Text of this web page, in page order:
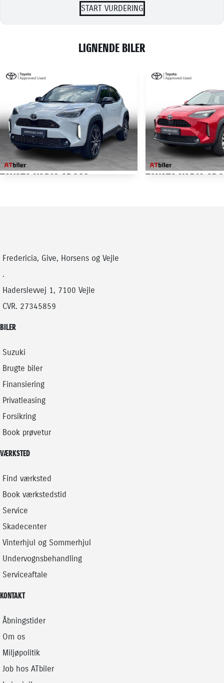
START VURDERING
LIGNENDE BILER
TOYOTA YARIS CROSS TOYOTA YARIS
Fredericia, Give, Horsens og Vejle
.
Haderslevvej 1, 7100 Vejle
CVR. 27345859
BILER
Suzuki
Brugte biler
Finansiering
Privatleasing
Forsikring
Book prøvetur
VÆRKSTED
Find værksted
Book værkstedstid
Service
Skadecenter
Vinterhjul og Sommerhjul
Undervognsbehandling
Serviceaftale
KONTAKT
Åbningstider
Om os
Miljøpolitik
Job hos ATbiler